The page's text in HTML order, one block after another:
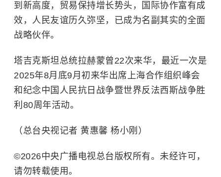
到新高度，贸易保持增长势头，国际协作富有成
效，人民友谊历久弥坚，已成为名副其实的全面
战略伙伴。
塔吉克斯坦总统拉赫蒙曾22次来华，最近一次是
2025年8月底9月初来华出席上海合作组织峰会
和纪念中国人民抗日战争暨世界反法西斯战争胜
利80周年活动。
（总台央视记者 黄惠馨 杨小刚）
©2026中央广播电视总台版权所有。未经许可，
请勿转载使用。